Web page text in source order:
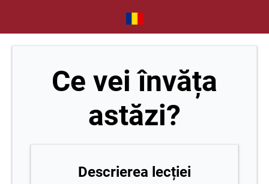
Ce vei învăța
astăzi?
Descrierea lecției